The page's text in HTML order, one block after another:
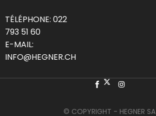
TÉLÉPHONE: 022
793 51 60
E-MAIL:
INFO@HEGNER.CH
© COPYRIGHT - HEGNER SA